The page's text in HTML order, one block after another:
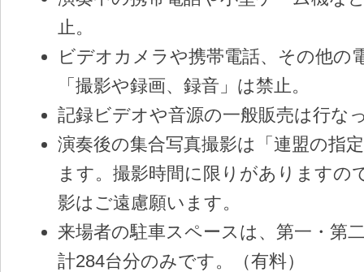
止。
ビデオカメラや携帯電話、その他の
「撮影や録画、録音」は禁止。
記録ビデオや音源の一般販売は行な
演奏後の集合写真撮影は「連盟の指
ます。撮影時間に限りがありますの
影はご遠慮願います。
来場者の駐車スペースは、第一・第
計284台分のみです。（有料）